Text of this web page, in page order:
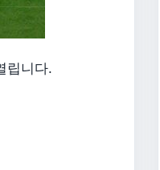
립니다.